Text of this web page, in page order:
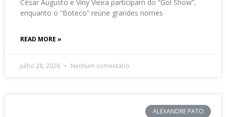
César Augusto e Viny Vieira participam do “Gol Show”,
enquanto o “Boteco” reúne grandes nomes
READ MORE »
julho 28, 2026 Nenhum comentário
ALEXANDRE PATO